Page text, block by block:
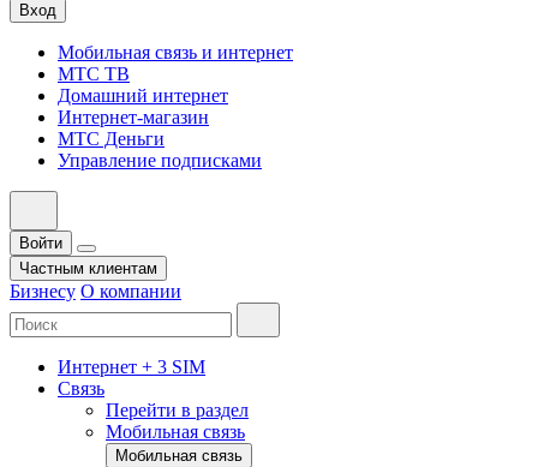
Вход
Мобильная связь и интернет
МТС ТВ
Домашний интернет
Интернет-магазин
МТС Деньги
Управление подписками
Войти
Частным клиентам
Бизнесу О компании
Интернет + 3 SIM
Связь
Перейти в раздел
Мобильная связь
Мобильная связь